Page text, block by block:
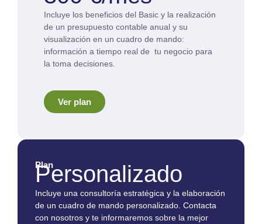
Incluye los beneficios del Basic y la realización
de un presupuesto contable anual y su
visualización en un cuadro de mando:
información a tiempo real de tu negocio para
la toma decisiones.
Ver plan
Plan
Personalizado
Incluye una consultoría estratégica y la elaboración
de un cuadro de mando personalizado. Contacta
con nosotros y te informaremos sobre la mejor